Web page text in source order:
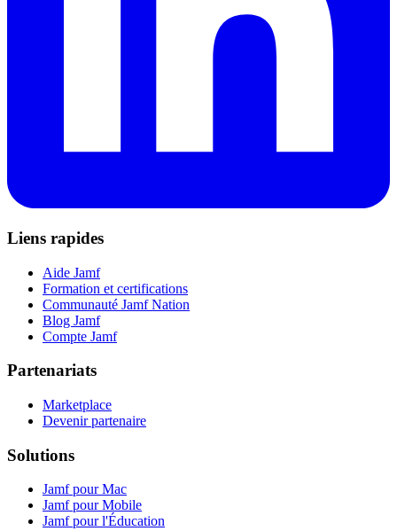
Liens rapides
Aide Jamf
Formation et certifications
Communauté Jamf Nation
Blog Jamf
Compte Jamf
Partenariats
Marketplace
Devenir partenaire
Solutions
Jamf pour Mac
Jamf pour Mobile
Jamf pour l'Éducation